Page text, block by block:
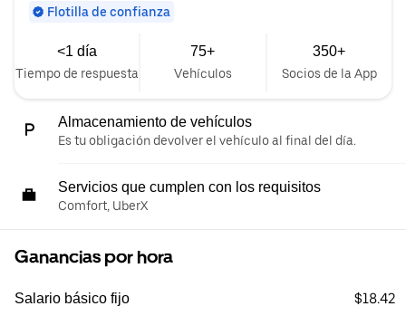
Flotilla de confianza
<1 día
Tiempo de respuesta
75+
Vehículos
350+
Socios de la App
Almacenamiento de vehículos
Es tu obligación devolver el vehículo al final del día.
Servicios que cumplen con los requisitos
Comfort, UberX
Ganancias por hora
Salario básico fijo $18.42